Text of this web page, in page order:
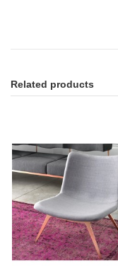
Related products